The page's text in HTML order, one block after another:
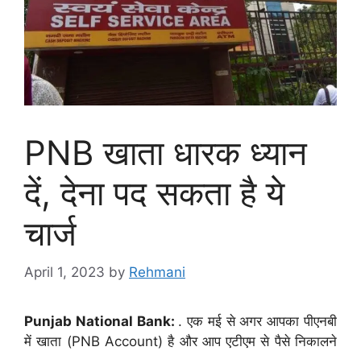
PNB खाता धारक ध्यान
दें, देना पद सकता है ये
चार्ज
April 1, 2023 by Rehmani
Punjab National Bank: . एक मई से अगर आपका पीएनबी
में खाता (PNB Account) है और आप एटीएम से पैसे निकालने